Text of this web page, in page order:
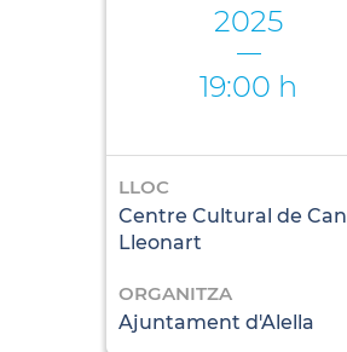
2025
19:00 h
LLOC
Centre Cultural de Can
Lleonart
ORGANITZA
Ajuntament d'Alella